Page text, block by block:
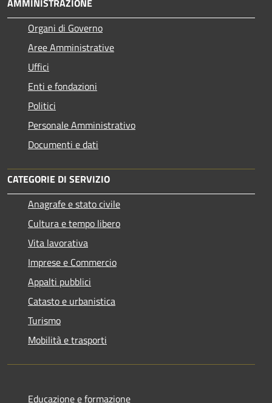
Organi di Governo
Aree Amministrative
Uffici
Enti e fondazioni
Politici
Personale Amministrativo
Documenti e dati
CATEGORIE DI SERVIZIO
Anagrafe e stato civile
Cultura e tempo libero
Vita lavorativa
Imprese e Commercio
Appalti pubblici
Catasto e urbanistica
Turismo
Mobilità e trasporti
Educazione e formazione